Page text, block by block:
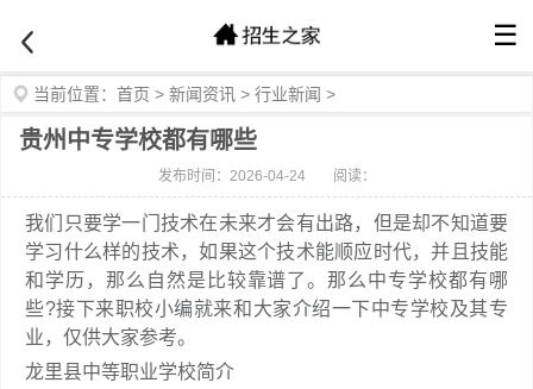
☰
当前位置： 首页 > 新闻资讯 > 行业新闻 >
贵州中专学校都有哪些
发布时间：2026-04-24 阅读：
我们只要学一门技术在未来才会有出路，但是却不知道要
学习什么样的技术，如果这个技术能顺应时代，并且技能
和学历，那么自然是比较靠谱了。那么中专学校都有哪
些?接下来职校小编就来和大家介绍一下中专学校及其专
业，仅供大家参考。
龙里县中等职业学校简介